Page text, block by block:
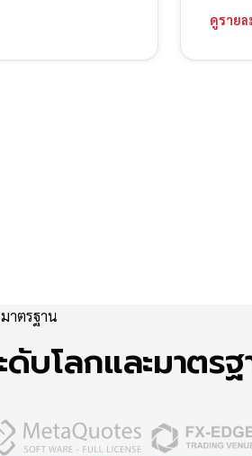
ดูราย
าตรฐาน
โลกและมาตรฐ